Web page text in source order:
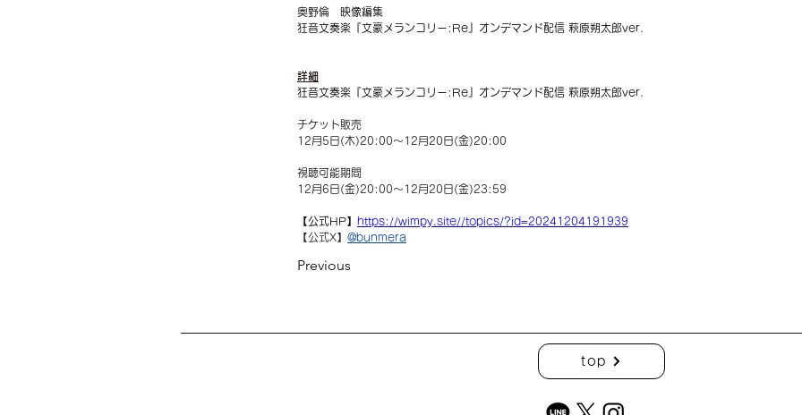
奥野倫　映像編集
狂音文奏楽『文豪メランコリー:Re 』オンデマンド配信 萩原朔太郎ver.
詳細
狂音文奏楽『文豪メランコリー:Re 』オンデマンド配信 萩原朔太郎ver.
チケット販売
12月5日(木)20:00～12月20日(金)20:00
視聴可能期間
12月6日(金)20:00～12月20日(金)23:59
【公式HP】 https://wimpy.site//topics/?id=20241204191939
【公式X】 @bunmera
Previous
top